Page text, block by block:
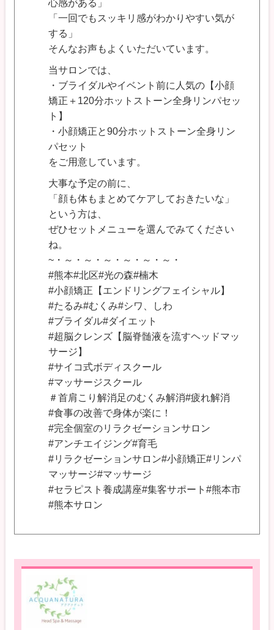
心感がある」
「一回でもスッキリ感がわかりやすい気が
する」
そんなお声もよくいただいています。
当サロンでは、
・ブライダルやイベント前に人気の【小顔
矯正＋120分ホットストーン全身リンパセッ
ト】
・小顔矯正と90分ホットストーン全身リン
パセット
をご用意しています。
大事な予定の前に、
「顔も体もまとめてケアしておきたいな」
という方は、
ぜひセットメニューを選んでみてください
ね。
~・～・～・～・～・～・～・
#熊本#北区#光の森#楠木
#小顔矯正【エンドリングフェイシャル】
#たるみ#むくみ#シワ、しわ
#ブライダル#ダイエット
#超脳クレンズ【脳脊髄液を流すヘッドマッ
サージ】
#サイコ式ボディスクール
#マッサージスクール
＃首肩こり解消足のむくみ解消#疲れ解消
#食事の改善で身体が楽に！
#完全個室のリラクゼーションサロン
#アンチエイジング#育毛
#リラクゼーションサロン#小顔矯正#リンパ
マッサージ#マッサージ
#セラピスト養成講座#集客サポート#熊本市
#熊本サロン